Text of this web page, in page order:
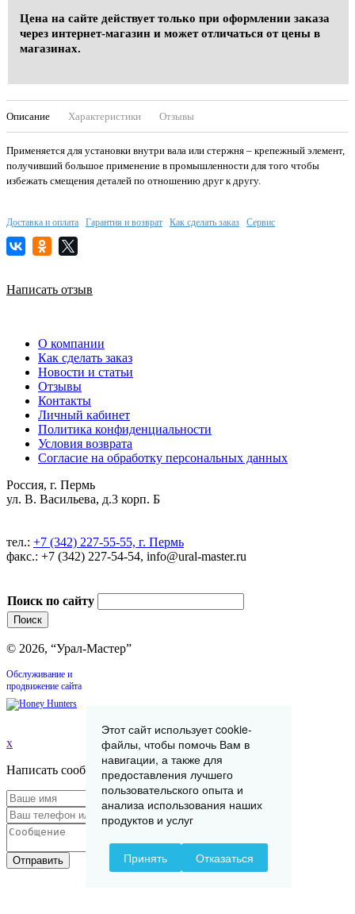
Цена на сайте действует только при оформлении заказа
через интернет-магазин и может отличаться от цены в
магазинах.
Описание Характеристики Отзывы
Применяется для установки внутри вала или стержня – крепежный элемент,
получивший большое применение в промышленности для того чтобы
избежать смещения деталей по отношению друг к другу.
Доставка и оплата Гарантия и возврат Как сделать заказ Сервис
Написать отзыв
О компании
Как сделать заказ
Новости и статьи
Отзывы
Контакты
Личный кабинет
Политика конфиденциальности
Условия возврата
Согласие на обработку персональных данных
Россия, г. Пермь
ул. В. Васильева, д.3 корп. Б
тел.: +7 (342) 227-55-55, г. Пермь
факс.: +7 (342) 227-54-54, info@ural-master.ru
Поиск по сайту
© 2026, “Урал-Мастер”
Обслуживание и
продвижение сайта
x
Написать сообщение
Отправить
Этот сайт использует cookie-
файлы, чтобы помочь Вам в
навигации, а также для
предоставления лучшего
пользовательского опыта и
анализа использования наших
продуктов и услуг
Принять Отказаться